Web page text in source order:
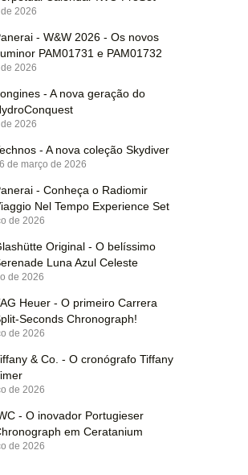
2026
- W&W 2026 - Os novos
PAM01731 e PAM01732
2026
- A nova geração do
2026
- A nova coleção Skydiver
de março de 2026
- Conheça o Radiomir
Nel Tempo Experience Set
de 2026
Original - O belíssimo
Luna Azul Celeste
de 2026
Heuer - O primeiro Carrera
Seconds Chronograph!
de 2026
& Co. - O cronógrafo Tiffany
de 2026
- O inovador Portugieser
em Ceratanium
de 2026